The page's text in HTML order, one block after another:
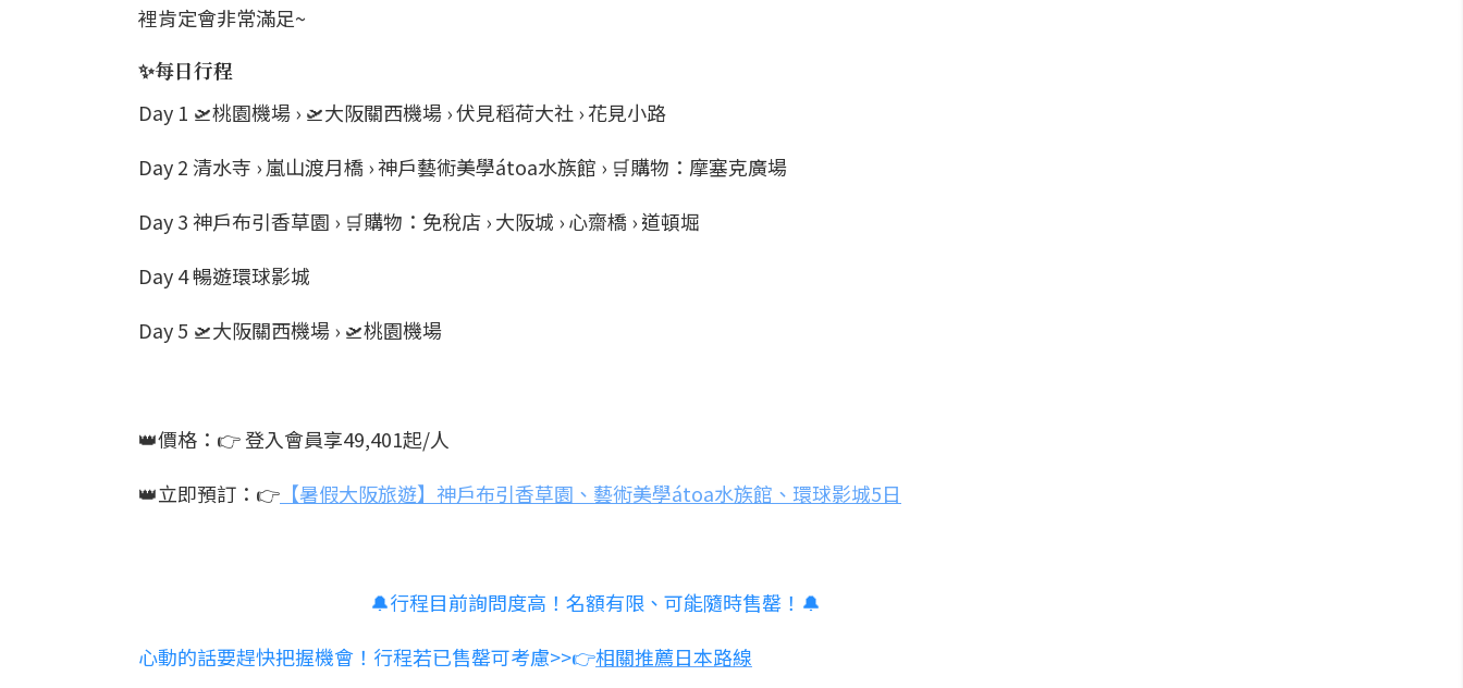
裡肯定會非常滿足~
✨每日行程
Day 1 🛫桃園機場 › 🛫大阪關西機場 › 伏見稻荷大社 › 花見小路
Day 2 清水寺 › 嵐山渡月橋 › 神戶藝術美學átoa水族館 › 🛒購物：摩塞克廣場
Day 3 神戶布引香草園 › 🛒購物：免稅店 › 大阪城 › 心齋橋 › 道頓堀
Day 4 暢遊環球影城
Day 5 🛫大阪關西機場 › 🛫桃園機場
👑價格：👉 登入會員享49,401起/人
👑立即預訂：👉 【暑假大阪旅遊】神戶布引香草園、藝術美學átoa水族館、環球影城5日
🔔行程目前詢問度高！名額有限、可能隨時售罄！🔔
心動的話要趕快把握機會！行程若已售罄可考慮>>👉相關推薦日本路線